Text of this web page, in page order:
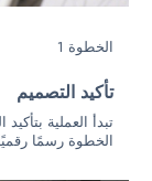
الخطوة 1
تأكيد التصميم
تبدأ العملية
الخطوة رسمًا